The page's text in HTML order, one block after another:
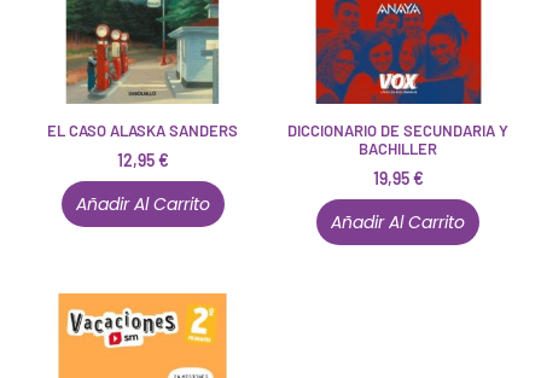
EL CASO ALASKA SANDERS
12,95€
Añadir Al Carrito
DICCIONARIO DE SECUNDARIA Y
BACHILLER
19,95€
Añadir Al Carrito